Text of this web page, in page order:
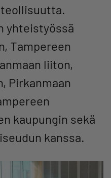
yhteistyössä
Tampereen
liiton,
Pirkanmaan
kaupungin sekä
kanssa.